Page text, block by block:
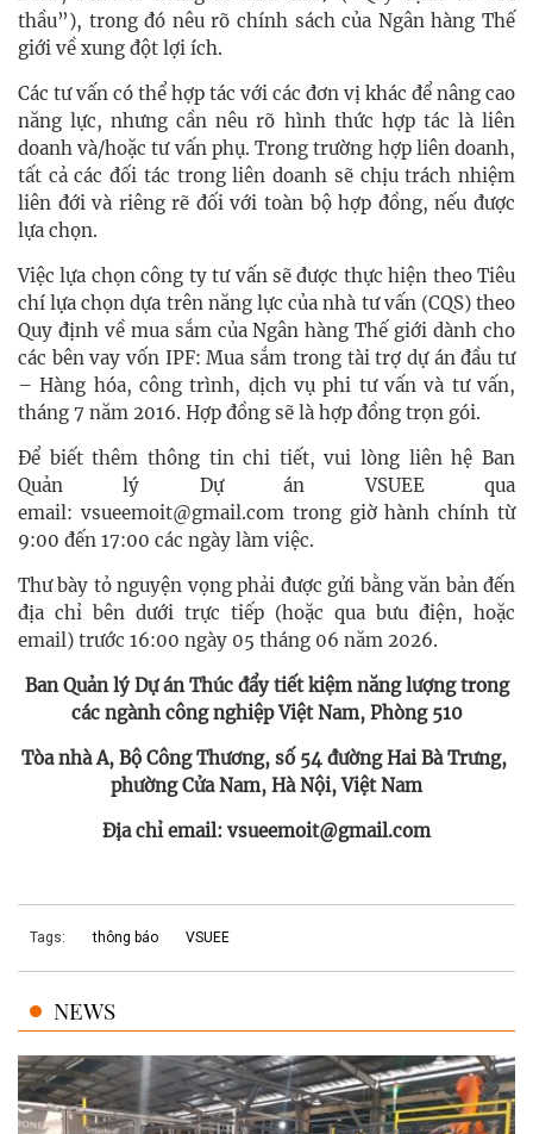
thầu”), trong đó nêu rõ chính sách của Ngân hàng Thế
giới về xung đột lợi ích.
Các tư vấn có thể hợp tác với các đơn vị khác để nâng cao
năng lực, nhưng cần nêu rõ hình thức hợp tác là liên
doanh và/hoặc tư vấn phụ. Trong trường hợp liên doanh,
tất cả các đối tác trong liên doanh sẽ chịu trách nhiệm
liên đới và riêng rẽ đối với toàn bộ hợp đồng, nếu được
lựa chọn.
Việc lựa chọn công ty tư vấn sẽ được thực hiện theo Tiêu
chí lựa chọn dựa trên năng lực của nhà tư vấn (CQS) theo
Quy định về mua sắm của Ngân hàng Thế giới dành cho
các bên vay vốn IPF: Mua sắm trong tài trợ dự án đầu tư
– Hàng hóa, công trình, dịch vụ phi tư vấn và tư vấn,
tháng 7 năm 2016. Hợp đồng sẽ là hợp đồng trọn gói.
Để biết thêm thông tin chi tiết, vui lòng liên hệ Ban
Quản lý Dự án VSUEE qua
email: vsueemoit@gmail.com trong giờ hành chính từ
9:00 đến 17:00 các ngày làm việc.
Thư bày tỏ nguyện vọng phải được gửi bằng văn bản đến
địa chỉ bên dưới trực tiếp (hoặc qua bưu điện, hoặc
email) trước 16:00 ngày 05 tháng 06 năm 2026.
Ban Quản lý Dự án Thúc đẩy tiết kiệm năng lượng trong
các ngành công nghiệp Việt Nam, Phòng 510
Tòa nhà A, Bộ Công Thương, số 54 đường Hai Bà Trưng, ​​
phường Cửa Nam, Hà Nội, Việt Nam
Địa chỉ email: vsueemoit@gmail.com
Tags: thông báo VSUEE
NEWS